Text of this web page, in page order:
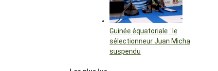
Guinée équatoriale : le
sélectionneur Juan Micha
suspendu